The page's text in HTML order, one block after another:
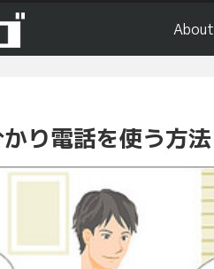
About
り電話を使う方法